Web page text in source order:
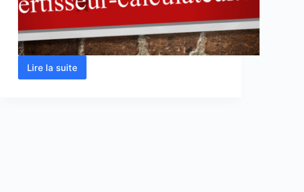
Lire la suite
Calcul